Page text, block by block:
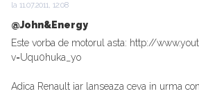
la 11.07.2011, 12:08
@John&Energy
Este vorba de motorul asta: http://
v=Uqu0huka_yo
Adica Renault iar lanseaza ceva in urma